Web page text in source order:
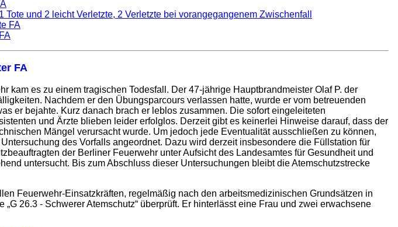
und 2 leicht Verletzte, 2 Verletzte bei vorangegangenem Zwischenfall
FA
FA
kam es zu einem tragischen Todesfall. Der 47-jährige Hauptbrandmeister Olaf P. der
Nachdem er den Übungsparcours verlassen hatte, wurde er vom betreuenden
er bejahte. Kurz danach brach er leblos zusammen. Die sofort eingeleiteten
und Ärzte blieben leider erfolglos. Derzeit gibt es keinerlei Hinweise darauf, dass der
Mängel verursacht wurde. Um jedoch jede Eventualität ausschließen zu können,
des Vorfalls angeordnet. Dazu wird derzeit insbesondere die Füllstation für
der Berliner Feuerwehr unter Aufsicht des Landesamtes für Gesundheit und
untersucht. Bis zum Abschluss dieser Untersuchungen bleibt die Atemschutzstrecke
Feuerwehr-Einsatzkräften, regelmäßig nach den arbeitsmedizinischen Grundsätzen in
26.3 - Schwerer Atemschutz“ überprüft. Er hinterlässt eine Frau und zwei erwachsene